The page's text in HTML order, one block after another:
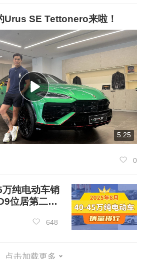
数车型来说，尾部的设计相比
些，而全新一代迈腾的车尾，
但有很多小细节在里面。首先
具有科技感的分区模块设计，
Urus SE Tettonero来啦！
5:25
0
纯电动车销
位居第二，
648
点击加载更多